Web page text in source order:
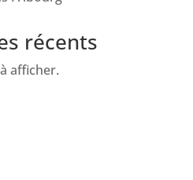
récents
afficher.